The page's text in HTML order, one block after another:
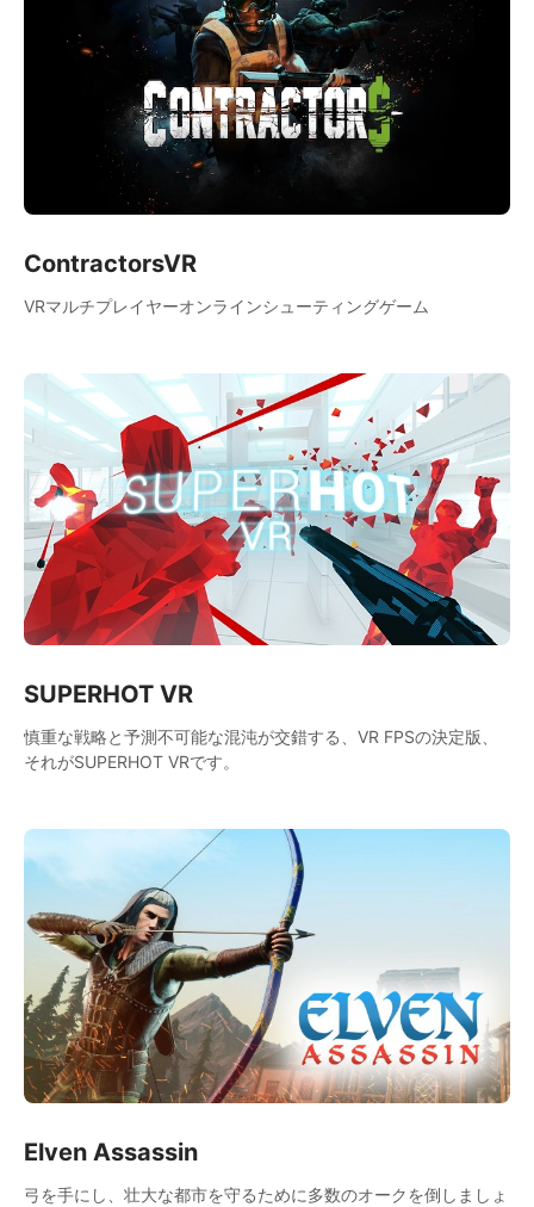
ContractorsVR
VRマルチプレイヤーオンラインシューティングゲーム
SUPERHOT VR
慎重な戦略と予測不可能な混沌が交錯する、VR FPSの決定版、
それがSUPERHOT VRです。
Elven Assassin
弓を手にし、壮大な都市を守るために多数のオークを倒しましょ